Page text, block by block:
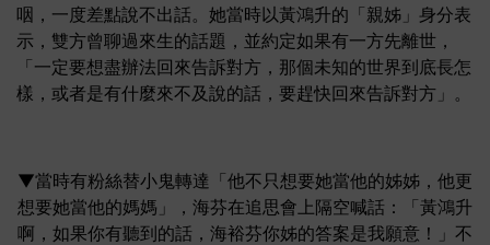
咽，一度差點說不出話。她當時以黃鴻升的「親姊」身分表
示，雙方曾聊過來生的話題，並約定如果有一方先離世，
「一定要想盡辦法回來告訴對方，那個未知的世界到底長怎
樣，或者是有什麼來不及說的話，要趕快回來告訴對方」。
▼當時有粉絲替小鬼轉達「他不只想要她當他的姊姊，他更
想要她當他的媽媽」，海芬在追思會上隔空喊話：「黃鴻升
啊，如果你有聽到的話，海裕芬你姊的答案是我願意！」不